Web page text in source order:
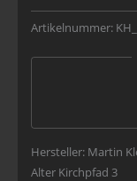
Artikelnummer:
Hersteller: Martin
Alter Kirchpfad 3